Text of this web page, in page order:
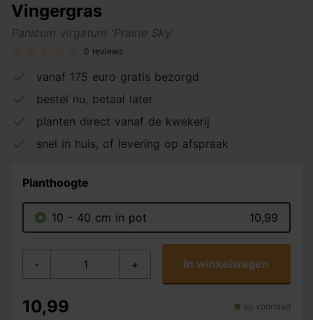
Vingergras
Panicum virgatum 'Prairie Sky'
0 reviews
vanaf 175 euro gratis bezorgd
bestel nu, betaal later
planten direct vanaf de kwekerij
snel in huis, of levering op afspraak
Planthoogte
10 - 40 cm in pot 10,99
- + In winkelwagen
10,99 op voorraad